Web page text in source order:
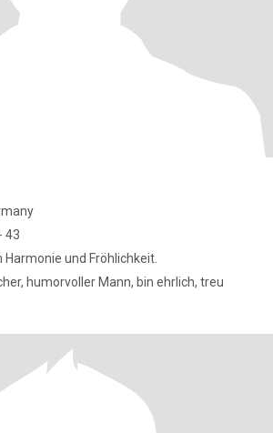
43
Harmonie und Fröhlichkeit.
humorvoller Mann, bin ehrlich, treu